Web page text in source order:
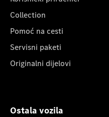
Collection
Pomoć na cesti
Servisni paketi
Originalni dijelovi
Ostala vozila